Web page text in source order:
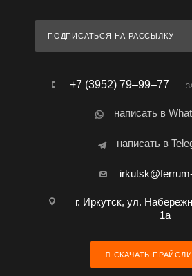
ПОДПИСАТЬСЯ НА РАССЫЛКУ
+7 (3952) 79‒99‒77
написать в
написать в
г. Иркутск, ул.
1а
СКАЧАТЬ